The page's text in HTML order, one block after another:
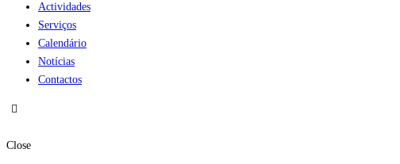
Actividades
Serviços
Calendário
Notícias
Contactos
Close